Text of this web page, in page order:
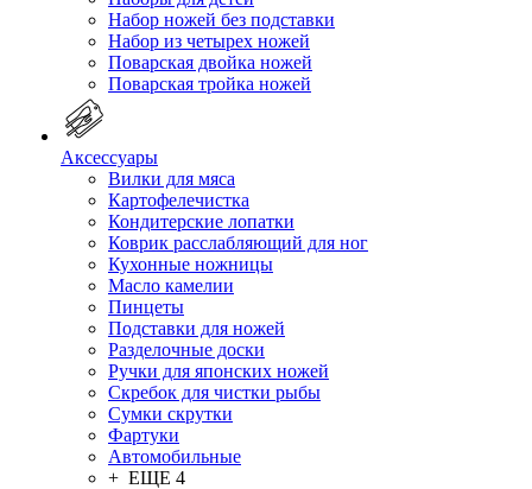
Набор ножей без подставки
Набор из четырех ножей
Поварская двойка ножей
Поварская тройка ножей
Аксессуары
Вилки для мяса
Картофелечистка
Кондитерские лопатки
Коврик расслабляющий для ног
Кухонные ножницы
Масло камелии
Пинцеты
Подставки для ножей
Разделочные доски
Ручки для японских ножей
Скребок для чистки рыбы
Сумки скрутки
Фартуки
Автомобильные
+ ЕЩЕ 4